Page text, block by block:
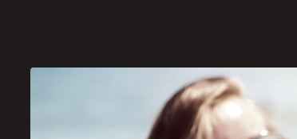
No auge do verão, quando os dias